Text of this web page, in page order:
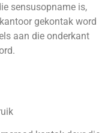
sensusopname is,
gekontak word
aan die onderkant